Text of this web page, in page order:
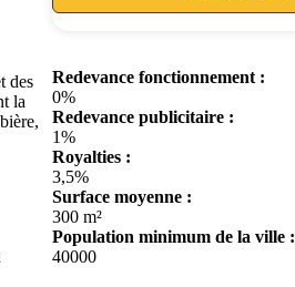
des
la
Redevance fonctionnement :
0%
Redevance publicitaire :
1%
Royalties :
3,5%
Surface moyenne :
300 m²
Population minimum de la ville :
40000